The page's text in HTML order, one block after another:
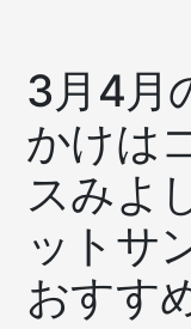
3月4月
かけは
スみよ
ットサ
おすす